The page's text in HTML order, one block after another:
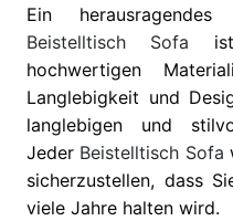
Ein
Beistelltisch
Sofa ist
hochwertigen
Langlebigkeit und
langlebigen und
Jeder Beistelltisch Sofa
sicherzustellen, dass
viele Jahre halten wird.